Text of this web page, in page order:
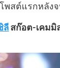
ลีสก๊อต-เคมมิ